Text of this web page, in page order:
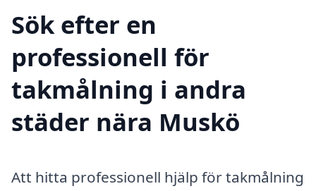
Sök efter en
professionell för
takmålning i andra
städer nära Muskö
Att hitta professionell hjälp för takmålning